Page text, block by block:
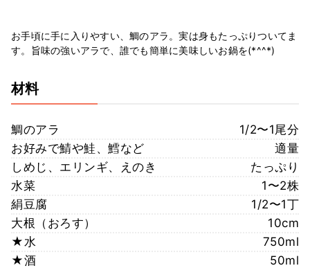
お手頃に手に入りやすい、鯛のアラ。実は身もたっぷりついてま
す。旨味の強いアラで、誰でも簡単に美味しいお鍋を(*^^*)
材料
鯛のアラ
1/2〜1尾分
お好みで鯖や鮭、鱈など
適量
しめじ、エリンギ、えのき
たっぷり
水菜
1〜2株
絹豆腐
1/2〜1丁
大根（おろす）
10cm
★水
750ml
★酒
50ml